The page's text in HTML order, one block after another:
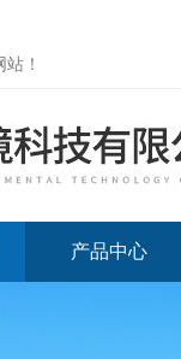
站 ！
产品中心